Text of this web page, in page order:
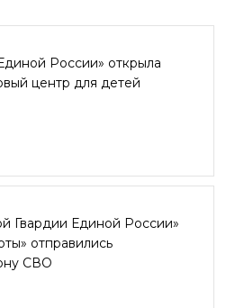
России» открыла
центр для детей
Гвардии Единой России»
отправились
СВО